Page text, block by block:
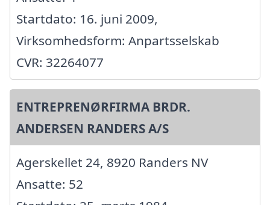
Startdato: 16. juni 2009,
Virksomhedsform: Anpartsselskab
CVR: 32264077
ENTREPRENØRFIRMA BRDR.
ANDERSEN RANDERS A/S
Agerskellet 24, 8920 Randers NV
Ansatte: 52